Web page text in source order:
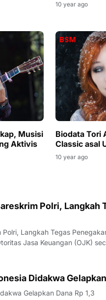
10 year ago
Musisi
Aktivis
Biodata Tori
Classic asal
10 year ago
Polri, Langkah
Langkah Tegas
Jasa Keuangan (OJK)
Syariah Indonesia (PT
Didakwa
Gelapkan Dana Rp 1,3